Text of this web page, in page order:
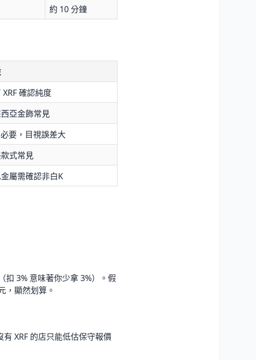
約 10 分鐘
XRF 確認純度
亞金飾常見
必要，目視誤差大
式常見
屬需確認非白K
扣 3% 意味著你少拿 3%）。假
，顯然划算。
XRF 的店只能低估保守報價